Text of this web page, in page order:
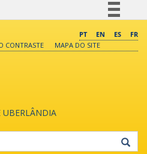
Comunica BR
PT EN ES
FR
CONTRASTE MAPA DO SITE
UBERLÂNDIA